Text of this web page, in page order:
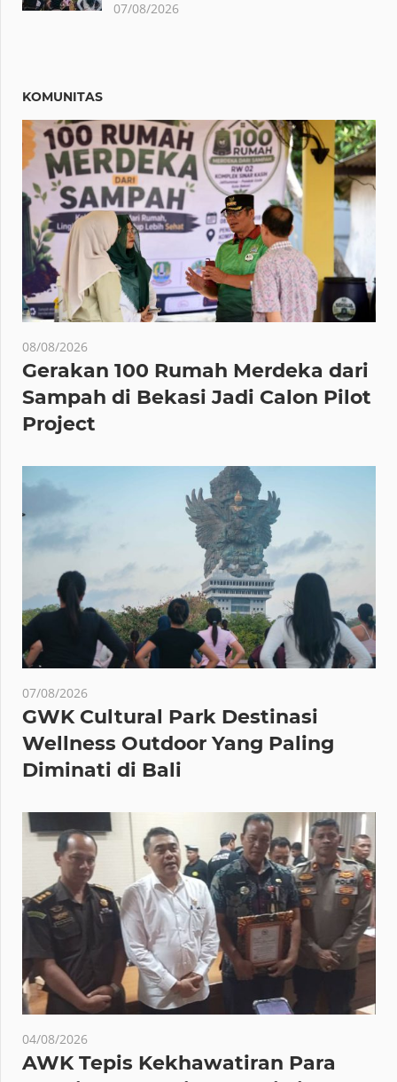
07/08/2026
KOMUNITAS
08/08/2026
Gerakan 100 Rumah Merdeka dari
Sampah di Bekasi Jadi Calon Pilot
Project
07/08/2026
GWK Cultural Park Destinasi
Wellness Outdoor Yang Paling
Diminati di Bali
04/08/2026
AWK Tepis Kekhawatiran Para